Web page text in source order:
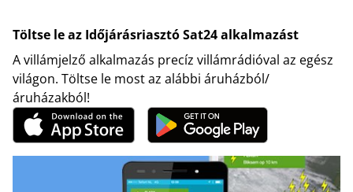
Töltse le az Időjárásriasztó Sat24 alkalmazást
A villámjelző alkalmazás precíz villámrádióval az egész
világon. Töltse le most az alábbi áruházból/
áruházakból!